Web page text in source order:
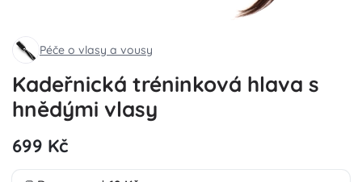
Péče o vlasy a vousy
Kadeřnická tréninková hlava s
hnědými vlasy
699 Kč